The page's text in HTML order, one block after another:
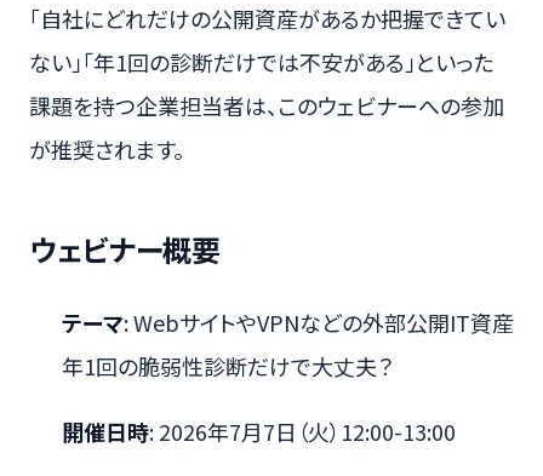
「自社にどれだけの公開資産があるか把握できてい
ない」「年1回の診断だけでは不安がある」といった
課題を持つ企業担当者は、このウェビナーへの参加
が推奨されます。
ウェビナー概要
テーマ: WebサイトやVPNなどの外部公開IT資産
年1回の脆弱性診断だけで大丈夫？
開催日時: 2026年7月7日（火）12:00-13:00